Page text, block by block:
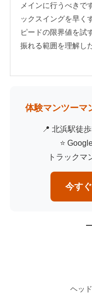
メインに行うべきで
ックスイングを早く
ピードの限界値を試
振れる範囲を理解し
体験マンツーマ
📍 北浜駅徒
⭐
トラックマ
今す
ヘッ